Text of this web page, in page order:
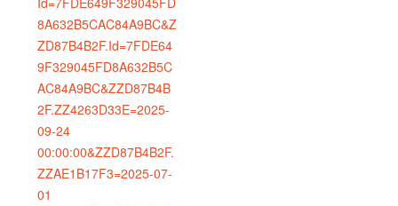
8A632B5CAC84A9BC&Z
ZD87B4B2F.Id=7FDE64
9F329045FD8A632B5C
AC84A9BC&ZZD87B4B
2F.ZZ4263D33E=2025-
09-24
00:00:00&ZZD87B4B2F.
ZZAE1B17F3=2025-07-
01